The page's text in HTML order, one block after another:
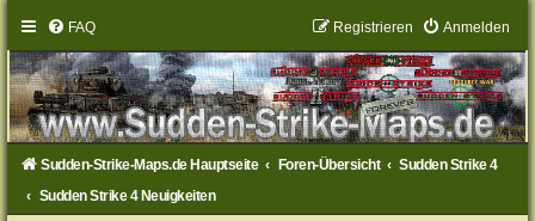
FAQ Anmelden
Registrieren
Sudden-Strike-Maps.de Hauptseite Foren-Übersicht
Sudden Strike 4
Sudden Strike 4 Neuigkeiten